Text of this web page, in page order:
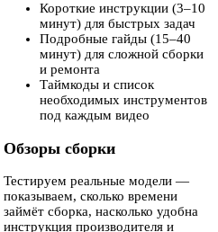
Короткие инструкции (3–10
минут) для быстрых задач
Подробные гайды (15–40
минут) для сложной сборки
и ремонта
Таймкоды и список
необходимых инструментов
под каждым видео
Обзоры сборки
Тестируем реальные модели —
показываем, сколько времени
займёт сборка, насколько удобна
инструкция производителя и